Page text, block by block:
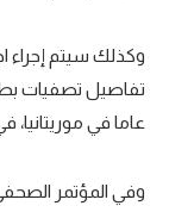
وكذلك سيتم إجراء
عاما في موريتانيا، في
وفي المؤتمر